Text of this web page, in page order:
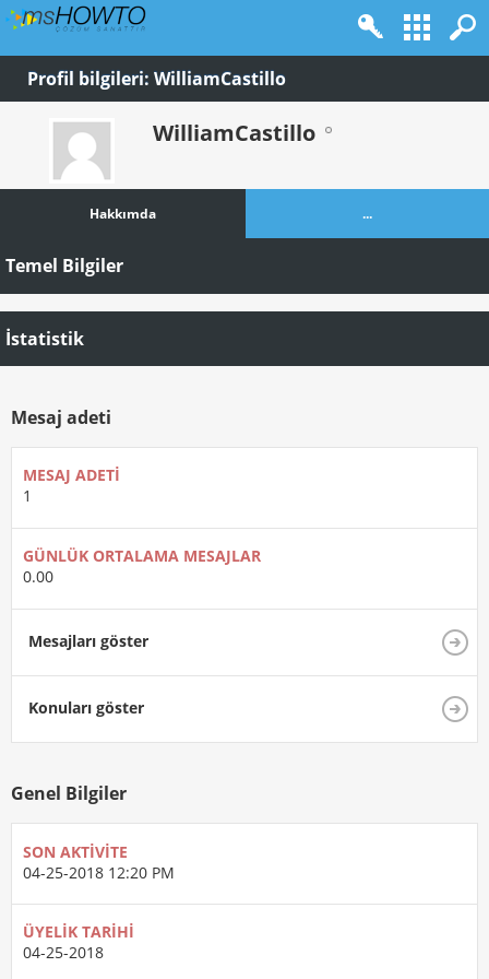
Profil bilgileri: WilliamCastillo
WilliamCastillo
Hakkımda ...
Temel Bilgiler
İstatistik
Mesaj adeti
MESAJ ADETI
1
GÜNLÜK ORTALAMA MESAJLAR
0.00
Mesajları göster
Konuları göster
Genel Bilgiler
SON AKTIVITE
04-25-2018 12:20 PM
ÜYELIK TARIHI
04-25-2018